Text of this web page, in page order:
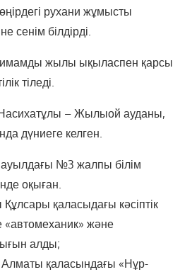
рухани жұмысты
сенім білдірді.
жылы ықыласпен қарсы
тіледі.
– Жылыой ауданы,
дүниеге келген.
№3 жалпы білім
оқыған.
қаласыдағы кәсіптік
«автомеханик» және
алды;
қаласындағы «Нұр-